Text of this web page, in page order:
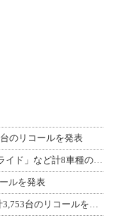
のリコールを発表
【ハーレー】「スポーツスターS」「ロードグライド」など計8車種のリコールを発表
ルを発表
【トライアンフ】ボンネビル T100 など6車種計3,753台のリコールを発表